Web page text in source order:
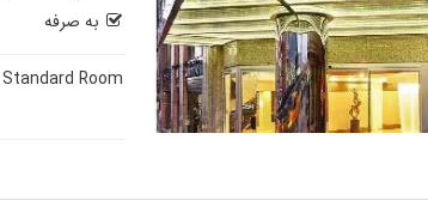
به صرفه
Standard Room